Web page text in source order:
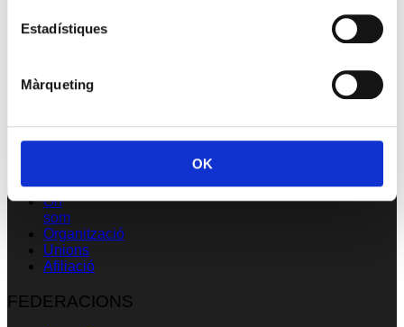
Estadístiques
Màrqueting
OK
CRS
Contacta’ns
som
On
som
Organització
Unions
Afiliació
FEDERACIONS